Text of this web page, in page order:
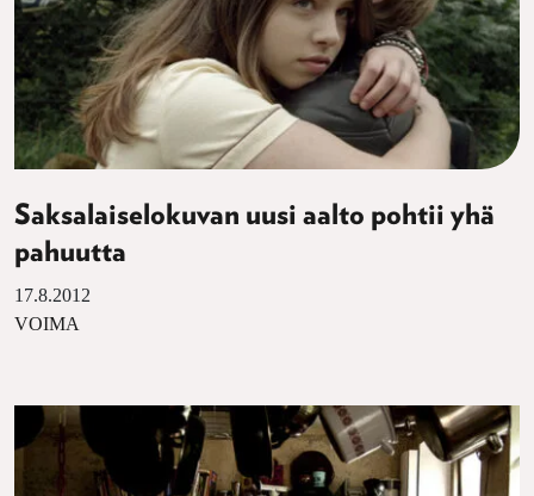
Saksalaiselokuvan uusi aalto pohtii yhä
pahuutta
17.8.2012
VOIMA